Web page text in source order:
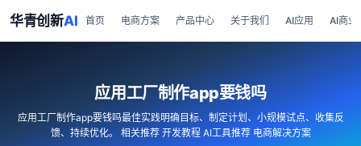
华青创新AI 首页 电商方案 产品中心 关于我们 AI应用 AI商业
应用工厂制作app要钱吗
应用工厂制作app要钱吗最佳实践明确目标、制定计划、小规模试点、收集反
馈、持续优化。 相关推荐 开发教程 AI工具推荐 电商解决方案